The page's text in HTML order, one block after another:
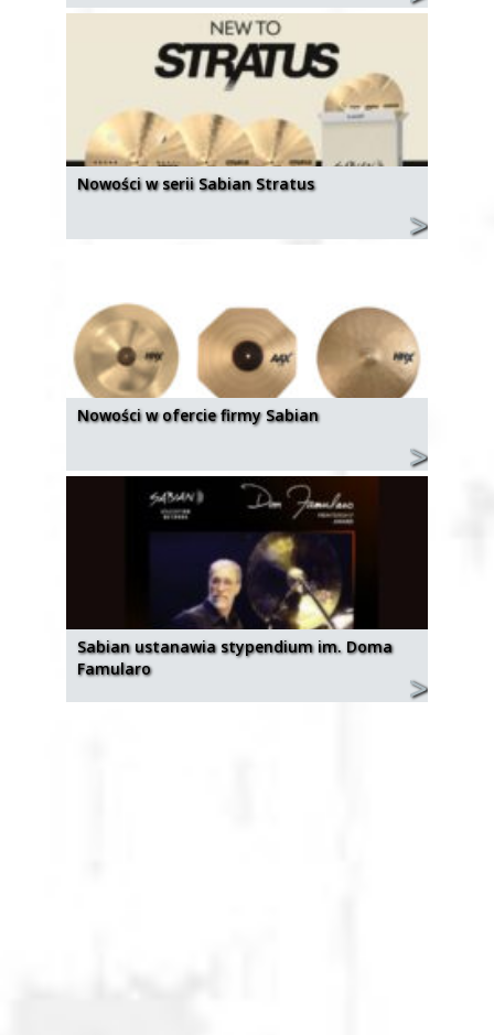
Nowości w serii Sabian Stratus
Nowości w ofercie firmy Sabian
Sabian ustanawia stypendium im. Doma
Famularo